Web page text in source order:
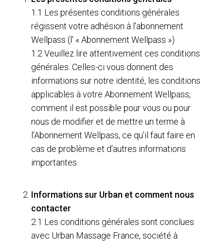
1.1 Les présentes conditions générales
régissent votre adhésion à l'abonnement
Wellpass (l' « Abonnement Wellpass »)
1.2 Veuillez lire attentivement ces conditions
générales. Celles-ci vous donnent des
informations sur notre identité, les conditions
applicables à votre Abonnement Wellpass,
comment il est possible pour vous ou pour
nous de modifier et de mettre un terme à
l’Abonnement Wellpass, ce qu’il faut faire en
cas de problème et d’autres informations
importantes.
Informations sur Urban et comment nous
contacter
2.1 Les conditions générales sont conclues
avec Urban Massage France, société à